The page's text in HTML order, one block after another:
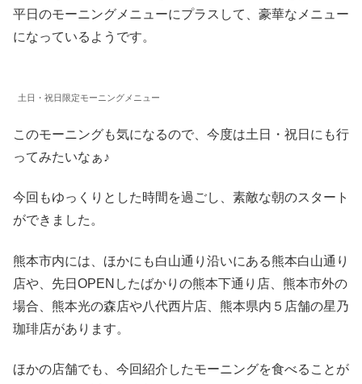
平日のモーニングメニューにプラスして、豪華なメニュー
になっているようです。
土日・祝日限定モーニングメニュー
このモーニングも気になるので、今度は土日・祝日にも行
ってみたいなぁ♪
今回もゆっくりとした時間を過ごし、素敵な朝のスタート
ができました。
熊本市内には、ほかにも白山通り沿いにある熊本白山通り
店や、先日OPENしたばかりの熊本下通り店、熊本市外の
場合、熊本光の森店や八代西片店、熊本県内５店舗の星乃
珈琲店があります。
ほかの店舗でも、今回紹介したモーニングを食べることが